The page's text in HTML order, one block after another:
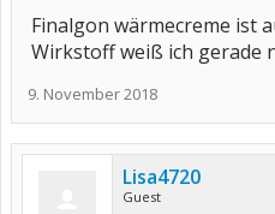
Finalgon wärmecreme ist
Wirkstoff weiß ich gerade
9. November 2018
Lisa4720
Guest